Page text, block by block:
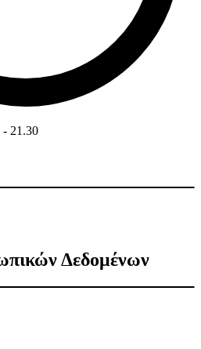
- 21.30
Δεδομένων